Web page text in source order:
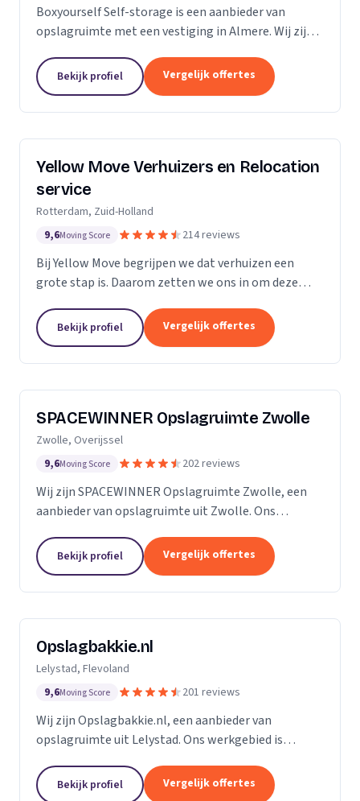
Boxyourself Self-storage is een aanbieder van
opslagruimte met een vestiging in Almere. Wij zijn
Bekijk profiel Vergelijk offertes
Yellow Move Verhuizers en Relocation
service
Rotterdam, Zuid-Holland
9,6Moving Score 214 reviews
Bij Yellow Move begrijpen we dat verhuizen een
grote stap is. Daarom zetten we ons in om deze
Met meer dan 35 jaar ervaring in de
verhuisindustrie,...
Bekijk profiel Vergelijk offertes
SPACEWINNER Opslagruimte Zwolle
Zwolle, Overijssel
9,6Moving Score 202 reviews
Wij zijn SPACEWINNER Opslagruimte Zwolle, een
aanbieder van opslagruimte uit Zwolle. Ons
Bekijk profiel Vergelijk offertes
Opslagbakkie.nl
Lelystad, Flevoland
9,6Moving Score 201 reviews
Wij zijn Opslagbakkie.nl, een aanbieder van
opslagruimte uit Lelystad. Ons werkgebied is
Bekijk profiel Vergelijk offertes